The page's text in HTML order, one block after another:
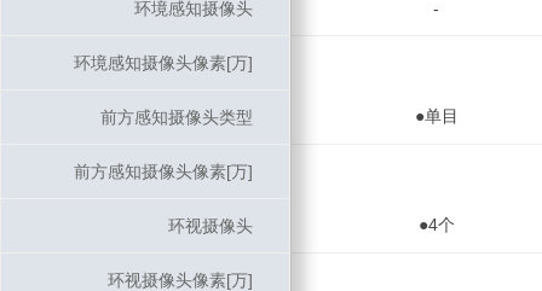
环境感知摄像头 -
环境感知摄像头像素[万]
前方感知摄像头类型 ●单目
前方感知摄像头像素[万]
环视摄像头 ●4个
环视摄像头像素[万]
环境感知摄像头
环境感知摄像头像素[万]
前方感知摄像头类型
前方感知摄像头像素[万]
环视摄像头
环视摄像头像素[万]